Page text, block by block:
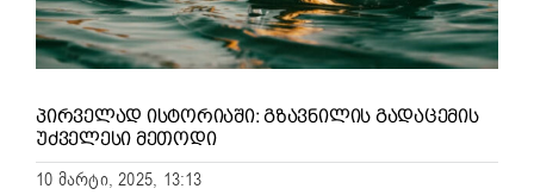
ᲞᲘᲠᲕᲔᲚᲐᲓ ᲘᲡᲢᲝᲠᲘᲐᲨᲘ: ᲒᲖᲐᲕᲜᲘᲚᲘᲡ ᲒᲐᲓᲐᲪᲔᲛᲘᲡ
ᲣᲫᲕᲔᲚᲔᲡᲘ ᲛᲔᲗᲝᲓᲘ
10 მარტი, 2025, 13:13